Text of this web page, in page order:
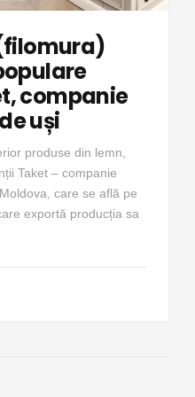
companie
uși
produse din lemn,
Taket – companie
care se află pe
exportă producția sa